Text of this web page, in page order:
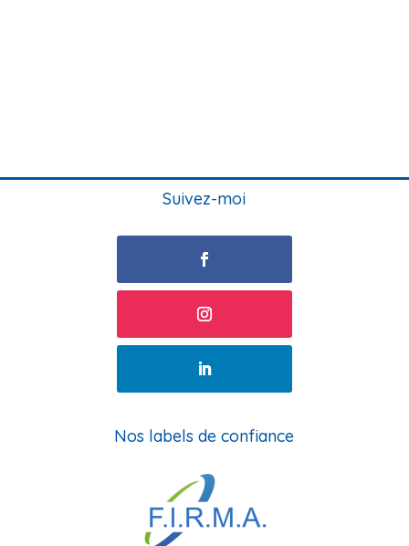
Suivez-moi
Nos labels de confiance